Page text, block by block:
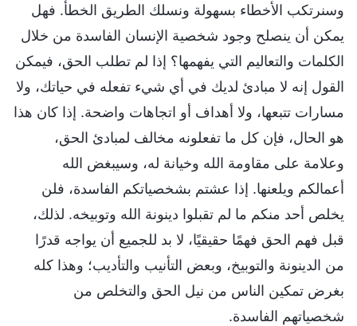
وسنرتكب الأخطاء بسهولة ونسلك الطريق الخطأ. فهل
يمكن أن ينصلح وجود شخصية الإنسان الفاسدة من خلال
الكلمات والتعاليم التي يفهمها؟ إذا لم تطلب الحق، فيمكن
القول إنه لا مبادئ لديك في أي شيء تفعله في حياتك، ولا
مسارات تتبعها، ولا أهداف أو اتجاهات واضحة. إذا كان هذا
هو الحال، فإن كل ما تفعلونه مخالف لمبادئ الحق،
وعلامة على مقاومة الله وخيانة له، وسيبغض الله
أعمالكم ويلعنها. إذا عشتم بشخصياتكم الفاسدة، فلن
يخلص أحد منكم ما لم تقبلوا دينونة الله وتوبيخه. لذلك،
قبل فهم الحق فهمًا حقيقيًا، لا بد للجميع أن يواجه قدرًا
من الدينونة والتوبيخ، وبعض التأنيب والتأديب؛ وهذا كله
بغرض تمكين الناس من نيل الحق والتخلص من
شخصياتهم الفاسدة.